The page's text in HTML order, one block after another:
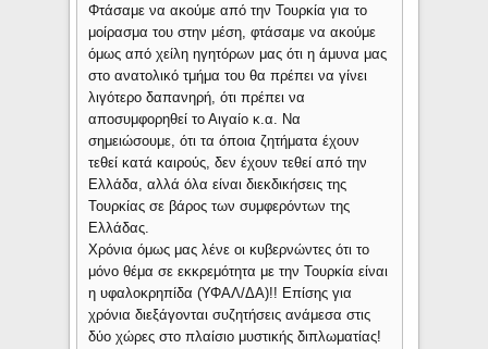
Φτάσαμε να ακούμε από την Τουρκία για το
μοίρασμα του στην μέση, φτάσαμε να ακούμε
όμως από χείλη ηγητόρων μας ότι η άμυνα μας
στο ανατολικό τμήμα του θα πρέπει να γίνει
λιγότερο δαπανηρή, ότι πρέπει να
αποσυμφορηθεί το Αιγαίο κ.α. Να
σημειώσουμε, ότι τα όποια ζητήματα έχουν
τεθεί κατά καιρούς, δεν έχουν τεθεί από την
Ελλάδα, αλλά όλα είναι διεκδικήσεις της
Τουρκίας σε βάρος των συμφερόντων της
Ελλάδας.
Χρόνια όμως μας λένε οι κυβερνώντες ότι το
μόνο θέμα σε εκκρεμότητα με την Τουρκία είναι
η υφαλοκρηπίδα (ΥΦΑΛ/ΔΑ)!! Επίσης για
χρόνια διεξάγονται συζητήσεις ανάμεσα στις
δύο χώρες στο πλαίσιο μυστικής διπλωματίας!